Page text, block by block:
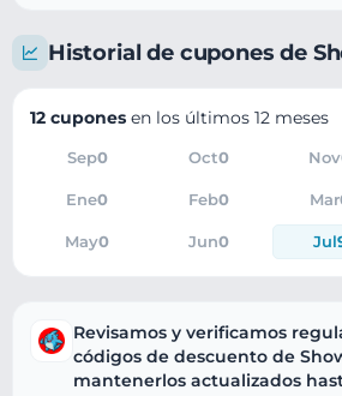
Historial de cupones de
12 cupones en los últimos 12 meses
Sep0 Oct0 Nov
Ene0 Feb0 Mar
May0 Jun0 Jul
Revisamos y verificamos
códigos de descuento de
mantenerlos actualizados